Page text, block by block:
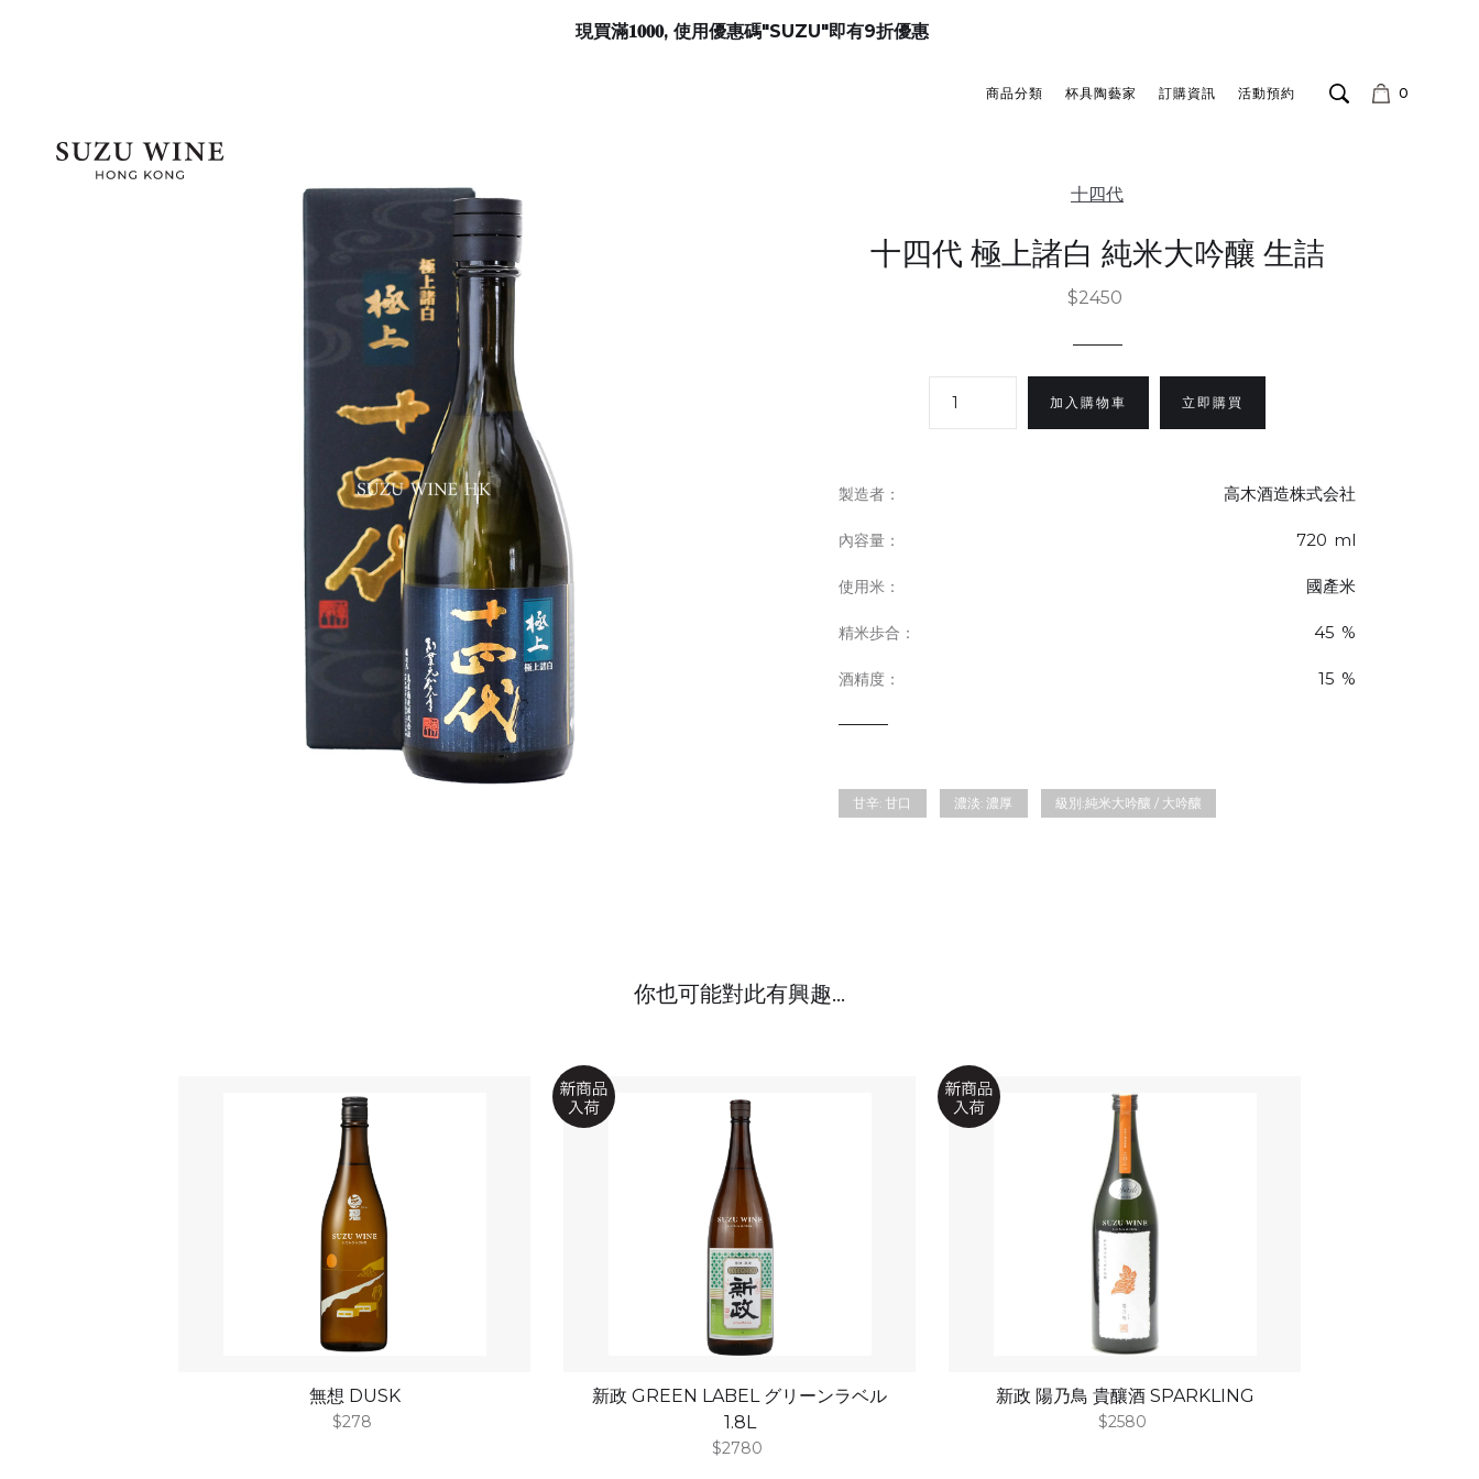
現買滿𝟏𝟎𝟎𝟎, 使用優惠碼"SUZU"即有9折優惠
商品分類 杯具陶藝家 訂購資訊 活動預約 0
十四代
十四代 極上諸白 純米大吟釀 生詰
$2450
立即購買
製造者： 高木酒造株式会社
內容量： 720 ml
使用米： 國產米
精米歩合： 45 %
酒精度： 15 %
甘辛: 甘口 濃淡: 濃厚 級別:純米大吟釀 / 大吟釀
你也可能對此有興趣...
無想 DUSK
$278
新政 GREEN LABEL グリーンラベル
1.8L
$2780
新政 陽乃鳥 貴釀酒 SPARKLING
$2580